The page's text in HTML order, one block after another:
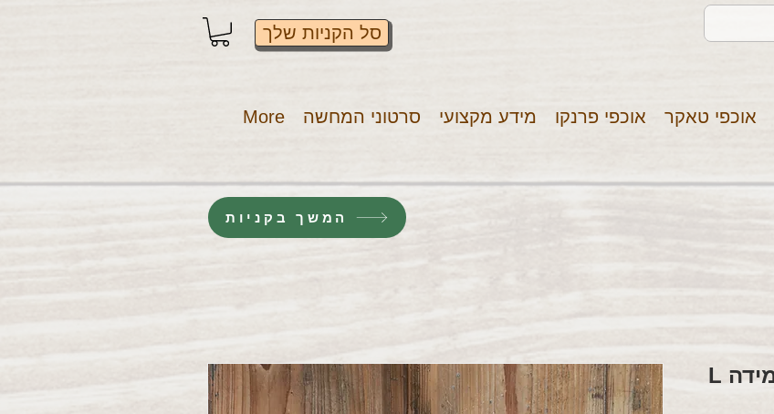
סל הקניות שלך
אוכפי טאקר אוכפי פרנקו מידע מקצועי סרטוני המחשה More
ראשית משולבת - ביוטן (מידה L
המשך בקניות